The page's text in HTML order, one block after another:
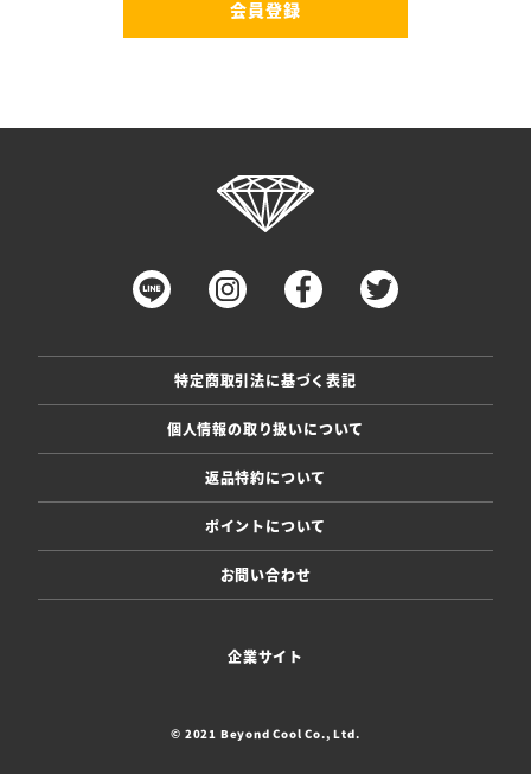
会員登録
特定商取引法に基づく表記
個人情報の取り扱いについて
返品特約について
ポイントについて
お問い合わせ
企業サイト
© 2021 Beyond Cool Co., Ltd.